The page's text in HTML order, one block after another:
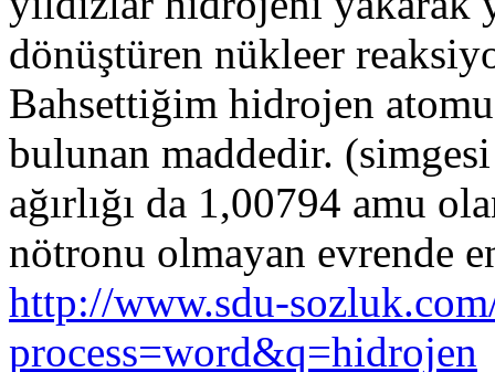
dönüştüren nükleer
Bahsettiğim hidrojen
bulunan maddedir.
ağırlığı da 1,00794 amu
nötronu olmayan
http://www.sdu-
process=word&q=hidrojen